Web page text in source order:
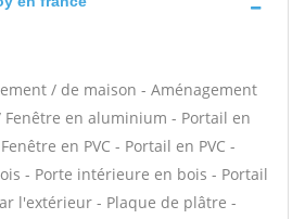
/ de maison - Aménagement
Fenêtre en aluminium - Portail en
en PVC - Portail en PVC -
- Porte intérieure en bois - Portail
l'extérieur - Plaque de plâtre -